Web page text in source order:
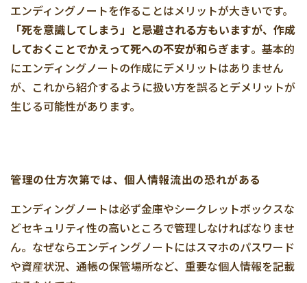
エンディングノートを作ることはメリットが大きいです。
「死を意識してしまう」と忌避される方もいますが、作成
しておくことでかえって死への不安が和らぎます。基本的
にエンディングノートの作成にデメリットはありません
が、これから紹介するように扱い方を誤るとデメリットが
生じる可能性があります。
管理の仕方次第では、個人情報流出の恐れがある
エンディングノートは必ず金庫やシークレットボックスな
どセキュリティ性の高いところで管理しなければなりませ
ん。なぜならエンディングノートにはスマホのパスワード
や資産状況、通帳の保管場所など、重要な個人情報を記載